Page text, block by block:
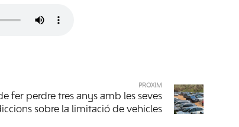
PRÒXIM
fer perdre tres anys amb les seves
sobre la limitació de vehicles